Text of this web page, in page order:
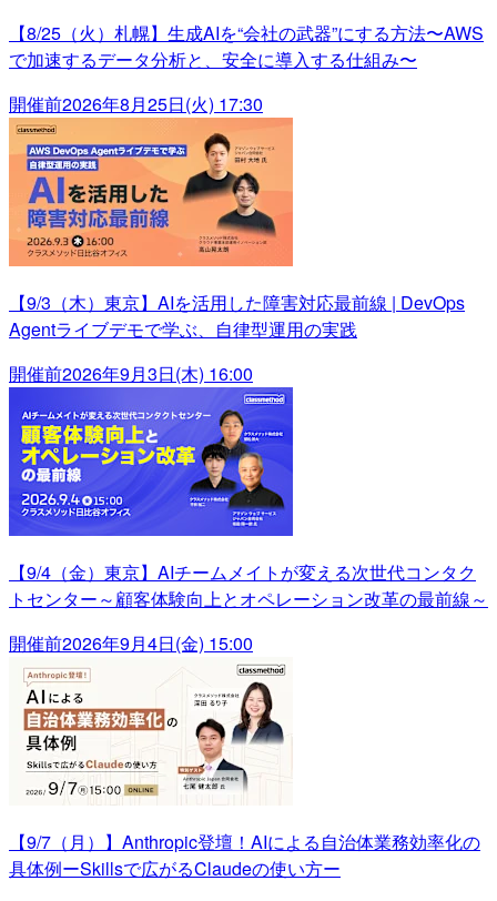
【8/25（火）札幌】生成AIを“会社の武器”にする方法〜AWS
で加速するデータ分析と、安全に導入する仕組み〜
開催前2026年8月25日(火) 17:30
【9/3（木）東京】AIを活用した障害対応最前線 | DevOps
Agentライブデモで学ぶ、自律型運用の実践
開催前2026年9月3日(木) 16:00
【9/4（金）東京】AIチームメイトが変える次世代コンタク
トセンター～顧客体験向上とオペレーション改革の最前線～
開催前2026年9月4日(金) 15:00
【9/7（月）】Anthropic登壇！AIによる自治体業務効率化の
具体例ーSkillsで広がるClaudeの使い方ー